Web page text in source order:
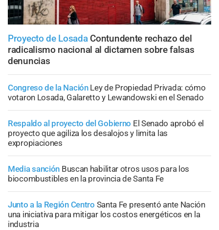
Proyecto de Losada Contundente rechazo del
radicalismo nacional al dictamen sobre falsas
denuncias
Congreso de la Nación Ley de Propiedad Privada: cómo
votaron Losada, Galaretto y Lewandowski en el Senado
Respaldo al proyecto del Gobierno El Senado aprobó el
proyecto que agiliza los desalojos y limita las
expropiaciones
Media sanción Buscan habilitar otros usos para los
biocombustibles en la provincia de Santa Fe
Junto a la Región Centro Santa Fe presentó ante Nación
una iniciativa para mitigar los costos energéticos en la
industria